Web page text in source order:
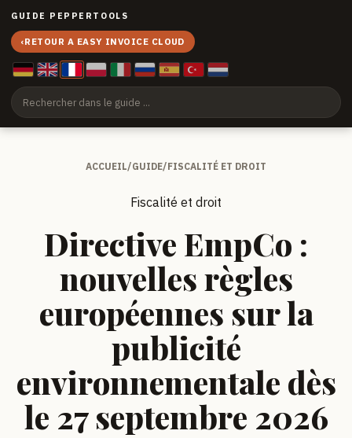
GUIDE PEPPERTOOLS
‹RETOUR A EASY INVOICE CLOUD
ACCUEIL/GUIDE/FISCALITÉ ET DROIT
Fiscalité et droit
Directive EmpCo :
nouvelles règles
européennes sur la
publicité
environnementale dès
le 27 septembre 2026